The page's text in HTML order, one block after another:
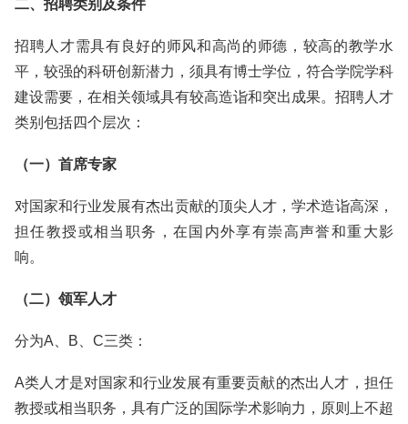
二、招聘类别及条件
招聘人才需具有良好的师风和高尚的师德，较高的教学水
平，较强的科研创新潜力，须具有博士学位，符合学院学科
建设需要，在相关领域具有较高造诣和突出成果。招聘人才
类别包括四个层次：
（一）首席专家
对国家和行业发展有杰出贡献的顶尖人才，学术造诣高深，
担任教授或相当职务，在国内外享有崇高声誉和重大影
响。
（二）领军人才
分为A、B、C三类：
A类人才是对国家和行业发展有重要贡献的杰出人才，担任
教授或相当职务，具有广泛的国际学术影响力，原则上不超